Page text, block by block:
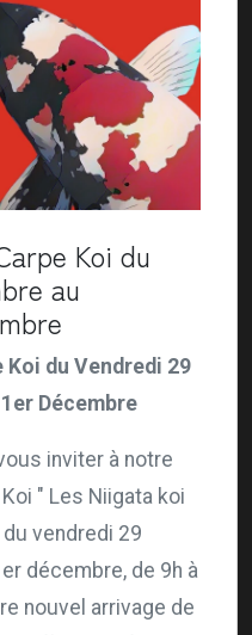
Koi du
au
Koi du Vendredi 29
Décembre
inviter à notre
" Les Niigata koi
vendredi 29
décembre, de 9h à
nouvel arrivage de